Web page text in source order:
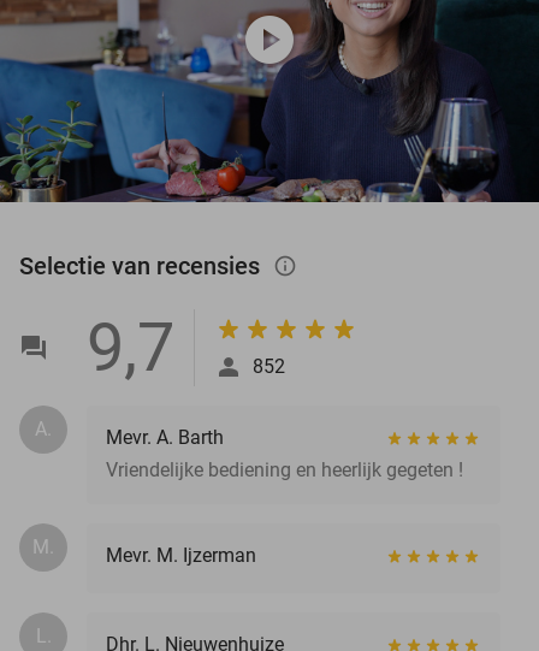
play_circle
Selectie van recensies info_outlined
9,7 852
A.
Mevr. A. Barth
Vriendelijke bediening en heerlijk gegeten !
M. Mevr. M. Ijzerman
L.
Dhr. L. Nieuwenhuize